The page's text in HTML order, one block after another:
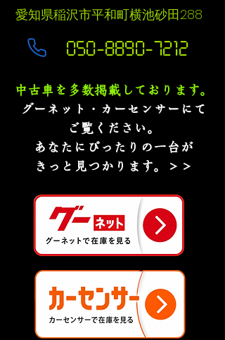
​愛知県稲沢市平和町横池砂田288
050-8890-7212
中古車を多数掲載しております。
グーネット・カーセンサーにて
ご覧ください。
あなたにぴったりの一台が
きっと見つかります。＞＞